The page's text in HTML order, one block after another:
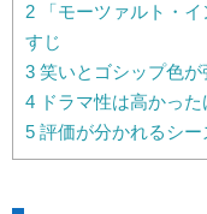
2 「モーツァルト・
すじ
3 笑いとゴシップ色
4 ドラマ性は高かっ
5 評価が分かれるシー